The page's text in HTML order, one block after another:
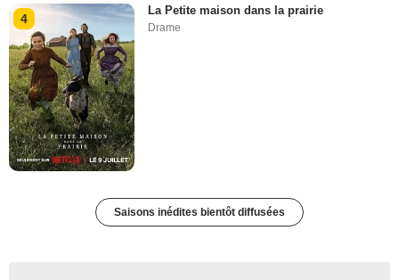
4
La Petite maison dans la prairie
Drame
Saisons inédites bientôt diffusées